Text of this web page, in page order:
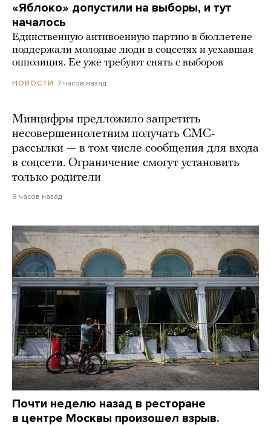
«Яблоко» допустили на выборы, и тут
началось
Единственную антивоенную партию в бюллетене
поддержали молодые люди в соцсетях и уехавшая
оппозиция. Ее уже требуют снять с выборов
НОВОСТИ 7 часов назад
Минцифры предложило запретить
несовершеннолетним получать СМС-
рассылки — в том числе сообщения для входа
в соцсети. Ограничение смогут установить
только родители
8 часов назад
Почти неделю назад в ресторане
в центре Москвы произошел взрыв.